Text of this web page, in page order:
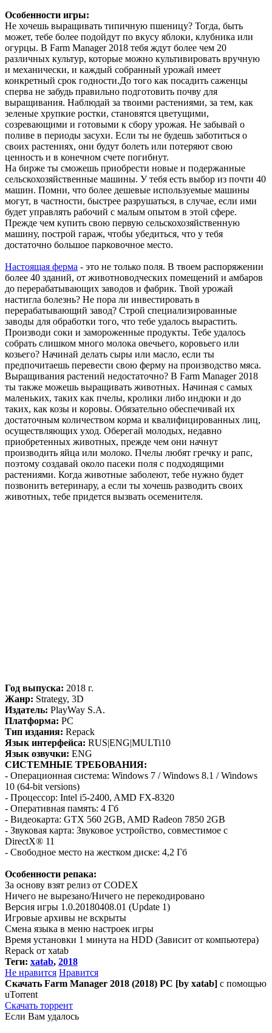
Особенности игры:
Не хочешь выращивать типичную пшеницу? Тогда, быть
может, тебе более подойдут по вкусу яблоки, клубника или
огурцы. В Farm Manager 2018 тебя ждут более чем 20
различных культур, которые можно культивировать вручную
и механически, и каждый собранный урожай имеет
конкретный срок годности.До того как посадить саженцы
сперва не забудь правильно подготовить почву для
выращивания. Наблюдай за твоими растениями, за тем, как
зеленые хрупкие ростки, становятся цветущими,
созревающими и готовыми к сбору урожая. Не забывай о
поливе в периоды засухи. Если ты не будешь заботиться о
своих растениях, они будут болеть или потеряют свою
ценность и в конечном счете погибнут.
На бирже ты сможешь приобрести новые и подержанные
сельскохозяйственные машины. У тебя есть выбор из почти 40
машин. Помни, что более дешевые используемые машины
могут, в частности, быстрее разрушаться, в случае, если ими
будет управлять рабочий с малым опытом в этой сфере.
Прежде чем купить свою первую сельскохозяйственную
машину, построй гараж, чтобы убедиться, что у тебя
достаточно большое парковочное место.
Настоящая ферма - это не только поля. В твоем распоряжении
более 40 зданий, от животноводческих помещений и амбаров
до перерабатывающих заводов и фабрик. Твой урожай
настигла болезнь? Не пора ли инвестировать в
перерабатывающий завод? Строй специализированные
заводы для обработки того, что тебе удалось вырастить.
Производи соки и замороженные продукты. Тебе удалось
собрать слишком много молока овечьего, коровьего или
козьего? Начинай делать сыры или масло, если ты
предпочитаешь перевести свою ферму на производство мяса.
Выращивания растений недостаточно? В Farm Manager 2018
ты также можешь выращивать животных. Начиная с самых
маленьких, таких как пчелы, кролики либо индюки и до
таких, как козы и коровы. Обязательно обеспечивай их
достаточным количеством корма и квалифицированных лиц,
осуществляющих уход. Оберегай молодых, недавно
приобретенных животных, прежде чем они начнут
производить яйца или молоко. Пчелы любят гречку и рапс,
поэтому создавай около пасеки поля с подходящими
растениями. Когда животные заболеют, тебе нужно будет
позвонить ветеринару, а если ты хочешь разводить своих
животных, тебе придется вызвать осеменителя.
Год выпуска: 2018 г.
Жанр: Strategy, 3D
Издатель: PlayWay S.A.
Платформа: РС
Тип издания: Repack
Язык интерфейса: RUS|ENG|MULTi10
Язык озвучки: ENG
СИСТЕМНЫЕ ТРЕБОВАНИЯ:
- Операционная система: Windows 7 / Windows 8.1 / Windows
10 (64-bit versions)
- Процессор: Intel i5-2400, AMD FX-8320
- Оперативная память: 4 Гб
- Видеокарта: GTX 560 2GB, AMD Radeon 7850 2GB
- Звуковая карта: Звуковое устройство, совместимое с
DirectX® 11
- Свободное место на жестком диске: 4,2 Гб
Особенности репака:
За основу взят релиз от CODEX
Ничего не вырезано/Ничего не перекодировано
Версия игры 1.0.20180408.01 (Update 1)
Игровые архивы не вскрыты
Смена языка в меню настроек игры
Время установки 1 минута на HDD (Зависит от компьютера)
Repack от xatab
Теги: xatab, 2018
Не нравится Нравится
Скачать Farm Manager 2018 (2018) PC [by xatab] с помощью
uTorrent
Скачать торрент
Если Вам удалось